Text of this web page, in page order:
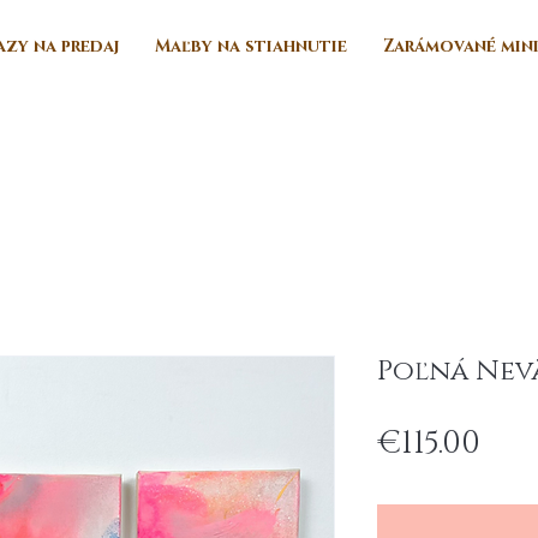
na predaj Maľby na stiahnutie Zarámované
Poľná
€115.00